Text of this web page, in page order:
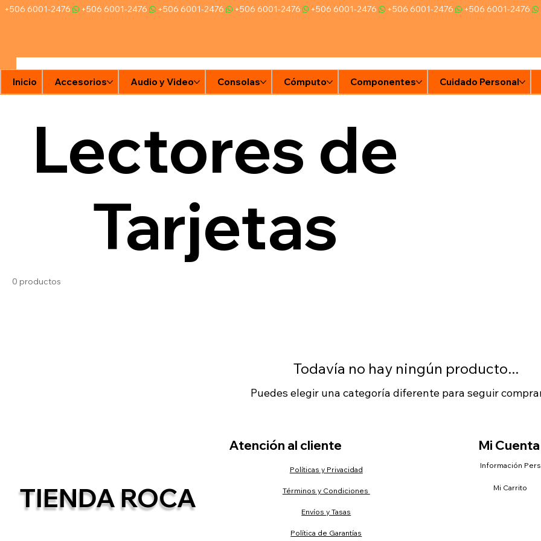
Tie
+506 6001-2476
Inicio Accesorios Audio y Video Consolas Cómputo Componentes Cuidado Personal
Lectores de
Tarjetas
0 productos
Todavía no hay ningún producto...
Puedes elegir una categoría diferente para seguir
TIENDA ROCA
Atención al cliente
Políticas y Privacidad
Términos y Condiciones
Envíos y Tasas
Política de Garantías
Mi Cuenta
Información
Mi Carrito